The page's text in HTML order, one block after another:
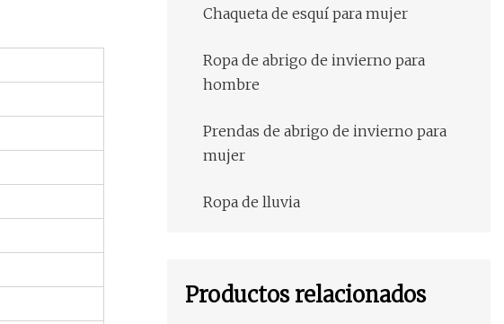
Chaqueta de esquí para mujer
Ropa de abrigo de invierno para
hombre
Prendas de abrigo de invierno para
mujer
Ropa de lluvia
Productos relacionados